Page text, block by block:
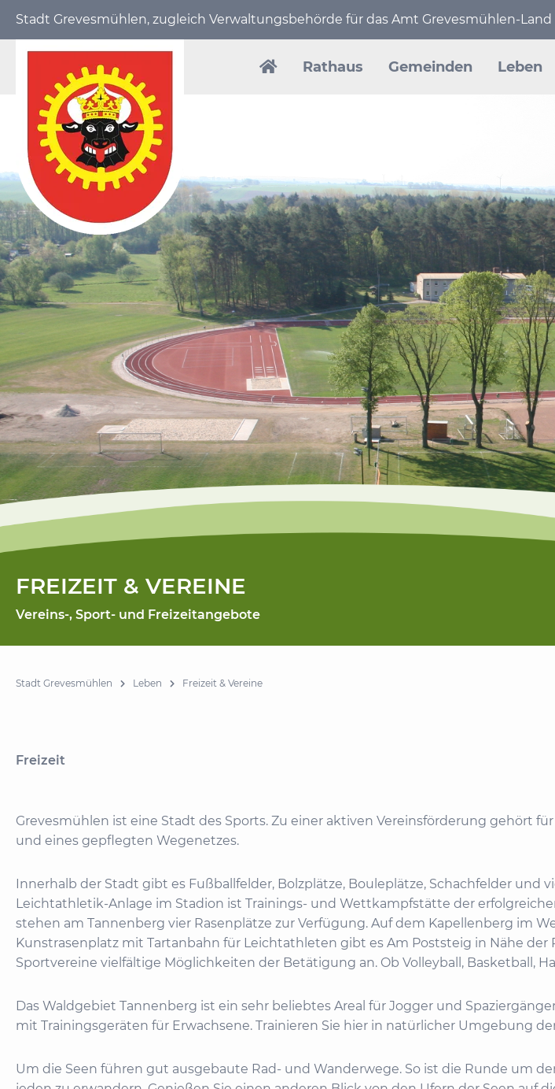
Stadt Grevesmühlen, zugleich Verwaltungs­behörde für das Amt Grevesmühlen-Land
überspringen
Rathaus Gemeinden Leben
FREIZEIT & VEREINE
Vereins-, Sport- und Freizeitangebote
Stadt Grevesmühlen Leben Freizeit & Vereine
Freizeit
Grevesmühlen ist eine Stadt des Sports. Zu einer aktiven Vereinsförderung gehört
und eines gepflegten Wegenetzes.
Innerhalb der Stadt gibt es Fußballfelder, Bolzplätze, Bouleplätze, Schachfelder
Leichtathletik-Anlage im Stadion ist Trainings- und Wettkampfstätte der
stehen am Tannenberg vier Rasenplätze zur Verfügung. Auf dem Kapellenberg im
Kunstrasenplatz mit Tartanbahn für Leichtathleten gibt es Am Poststeig in Nähe
Sportvereine vielfältige Möglichkeiten der Betätigung an. Ob Volleyball, Basketball,
Das Waldgebiet Tannenberg ist ein sehr beliebtes Areal für Jogger und
mit Trainingsgeräten für Erwachsene. Trainieren Sie hier in natürlicher Umgebung
Um die Seen führen gut ausgebaute Rad- und Wanderwege. So ist die Runde um